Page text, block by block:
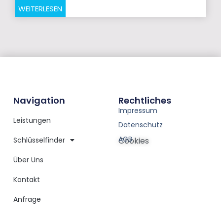
WEITERLESEN
Navigation
Leistungen
Schlüsselfinder
Über Uns
Kontakt
Anfrage
Rechtliches
Impressum
Datenschutz
AGB
Cookies